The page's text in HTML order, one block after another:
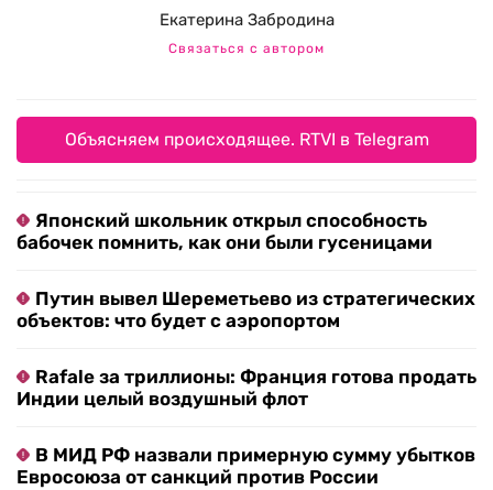
Екатерина Забродина
Связаться с автором
Объясняем происходящее. RTVI в Telegram
Японский школьник открыл способность
бабочек помнить, как они были гусеницами
Путин вывел Шереметьево из стратегических
объектов: что будет с аэропортом
Rafale за триллионы: Франция готова продать
Индии целый воздушный флот
В МИД РФ назвали примерную сумму убытков
Евросоюза от санкций против России